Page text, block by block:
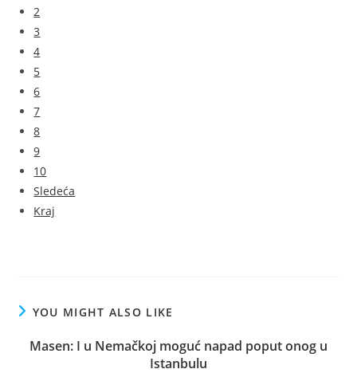
2
3
4
5
6
7
8
9
10
Sledeća
Kraj
YOU MIGHT ALSO LIKE
Masen: I u Nemačkoj moguć napad poput onog u
Istanbulu